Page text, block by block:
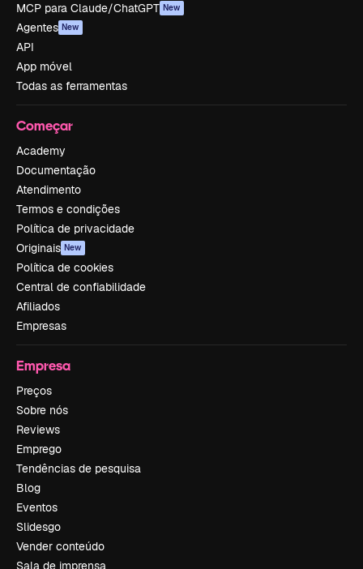
MCP para Claude/ChatGPT New
Agentes New
API
App móvel
Todas as ferramentas
Começar
Academy
Documentação
Atendimento
Termos e condições
Política de privacidade
Originais New
Política de cookies
Central de confiabilidade
Afiliados
Empresas
Empresa
Preços
Sobre nós
Reviews
Emprego
Tendências de pesquisa
Blog
Eventos
Slidesgo
Vender conteúdo
Sala de imprensa